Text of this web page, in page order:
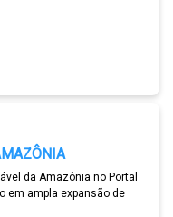
da Amazônia no Portal
em ampla expansão de